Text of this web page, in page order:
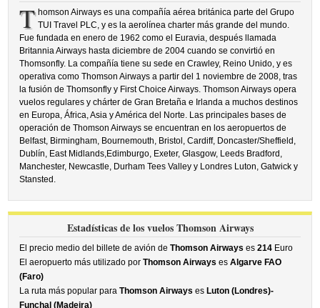
T homson Airways es una compañía aérea británica parte del Grupo
TUI Travel PLC, y es la aerolínea charter más grande del mundo.
Fue fundada en enero de 1962 como el Euravia, después llamada
Britannia Airways hasta diciembre de 2004 cuando se convirtió en
Thomsonfly. La compañía tiene su sede en Crawley, Reino Unido, y es
operativa como Thomson Airways a partir del 1 noviembre de 2008, tras
la fusión de Thomsonfly y First Choice Airways. Thomson Airways opera
vuelos regulares y chárter de Gran Bretaña e Irlanda a muchos destinos
en Europa, África, Asia y América del Norte. Las principales bases de
operación de Thomson Airways se encuentran en los aeropuertos de
Belfast, Birmingham, Bournemouth, Bristol, Cardiff, Doncaster/Sheffield,
Dublín, East Midlands,Edimburgo, Exeter, Glasgow, Leeds Bradford,
Manchester, Newcastle, Durham Tees Valley y Londres Luton, Gatwick y
Stansted.
Estadísticas de los vuelos Thomson Airways
El precio medio del billete de avión deThomson Airways es214 Euro
El aeropuerto más utilizado porThomson Airways esAlgarve FAO
(Faro)
La ruta más popular paraThomson Airways es Luton (Londres)-
Funchal (Madeira)